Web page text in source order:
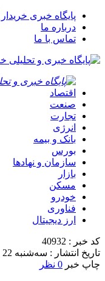
پایگاه خبری خریدار
درباره ما
تماس با ما
اقتصاد
صنعت
تجارت
انرژی
بانک و بیمه
بورس
سازمان و نهادها
بازار
مسکن
خودرو
فناوری
ارز دیجیتال
کد خبر : 40932
تاریخ انتشار : سه‌شنبه 22 اردیبهشت 1405 - 16:33
چاپ خبر 0 نظر